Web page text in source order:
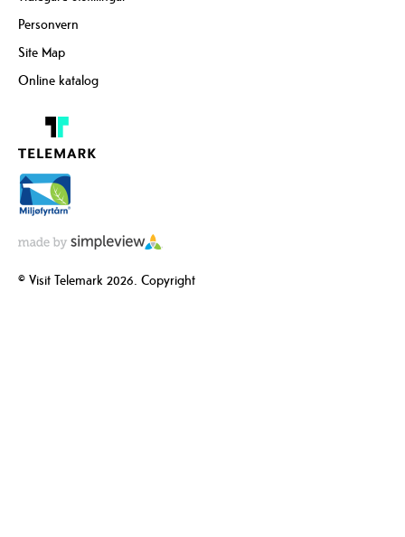
Personvern
Site Map
Online katalog
© Visit Telemark 2026. Copyright